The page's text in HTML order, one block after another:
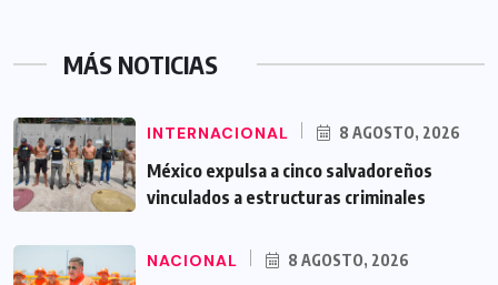
MÁS NOTICIAS
INTERNACIONAL 8 AGOSTO, 2026
México expulsa a cinco salvadoreños
vinculados a estructuras criminales
NACIONAL 8 AGOSTO, 2026